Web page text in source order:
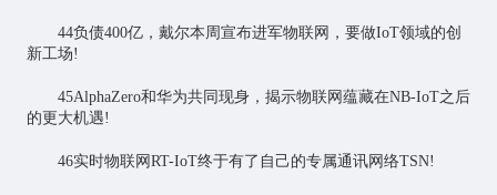
44负债400亿，戴尔本周宣布进军物联网，要做IoT领域的创
新工场!
45AlphaZero和华为共同现身，揭示物联网蕴藏在NB-IoT之后
的更大机遇!
46实时物联网RT-IoT终于有了自己的专属通讯网络TSN!